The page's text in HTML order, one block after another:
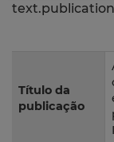
Título da
publicação